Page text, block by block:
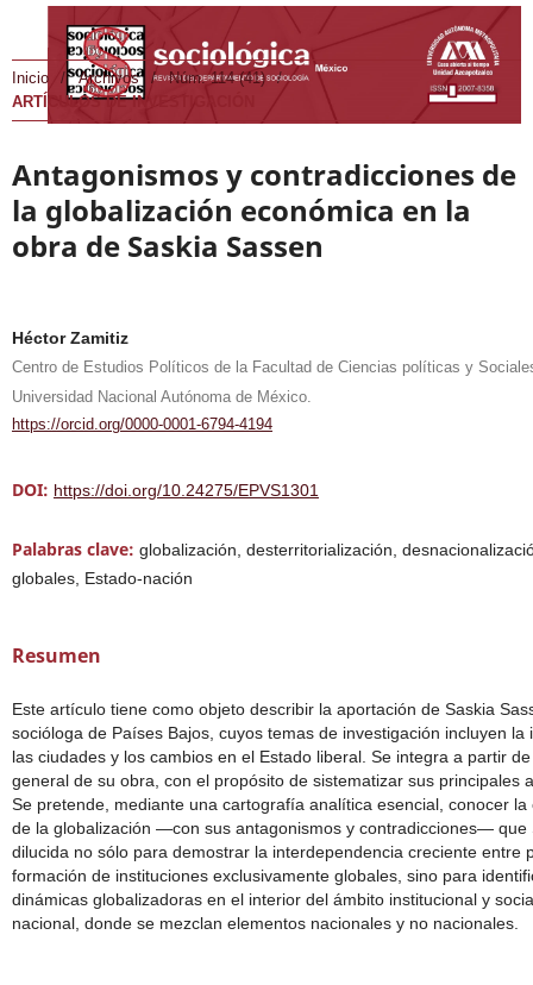
Inicio / Archivos / Núm. 114 (41)
/
ARTÍCULOS DE INVESTIGACIÓN
Antagonismos y contradicciones de
la globalización económica en la
obra de Saskia Sassen
Héctor Zamitiz
Centro de Estudios Políticos de la Facultad de Ciencias políticas y
Universidad Nacional Autónoma de México.
https://orcid.org/0000-0001-6794-4194
DOI: https://doi.org/10.24275/EPVS1301
Palabras clave: globalización, desterritorialización,
globales, Estado-nación
Resumen
Este artículo tiene como objeto describir la aportación de Saskia
socióloga de Países Bajos, cuyos temas de investigación incluyen la
las ciudades y los cambios en el Estado liberal. Se integra a partir
general de su obra, con el propósito de sistematizar sus principales
Se pretende, mediante una cartografía analítica esencial, conocer la
de la globalización —con sus antagonismos y contradicciones— que
dilucida no sólo para demostrar la interdependencia creciente entre
formación de instituciones exclusivamente globales, sino para
dinámicas globalizadoras en el interior del ámbito institucional y
nacional, donde se mezclan elementos nacionales y no nacionales.